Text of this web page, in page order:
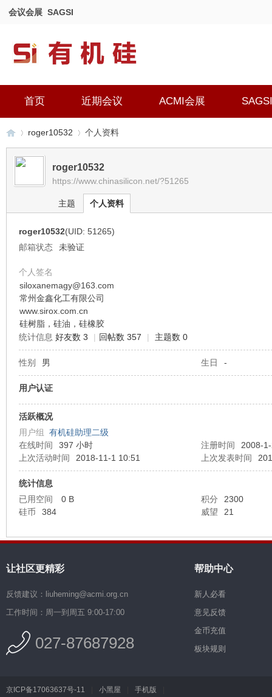
会议会展 SAGSI
首页 近期会议 ACMI会展 SAGSI
有›
roger10532
›
个人资料
roger10532
https://www.chinasilicon.net/?51265
主题 个人资料
roger10532(UID: 51265)
邮箱状态
未验证
个人签名
siloxanemagy@163.com
常州金鑫化工有限公司
www.sirox.com.cn
硅树脂，硅油，硅橡胶
统计信息 好友数 3 | 回帖数 357 | 主题数 0
性别 男 生日 -
用户认证
活跃概况
用户组 有机硅助理二级
在线时间
397 小时 注册时间
2008-
上次活动时间
2018-11-1 10:51 上次发表时间
统计信息
已用空间
0 B 积分
2300
硅币
384 威望 21
让社区更精彩
反馈建议：liuheming@acmi.org.cn
工作时间：周一到周五 9:00-17:00
027-87687928
帮助中心
新人必看
意见反馈
金币充值
板块规则
京ICP备17063637号-11 小黑屋 手机版